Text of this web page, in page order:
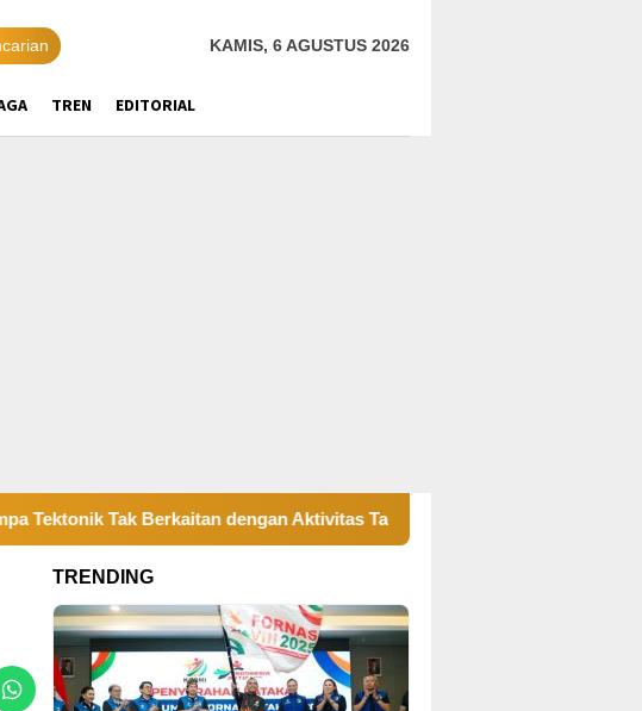
KAMIS, 6 AGUSTUS 2026
TREN EDITORIAL
Tak Berkaitan dengan Aktivitas Tambang Bawah Tanah
TRENDING